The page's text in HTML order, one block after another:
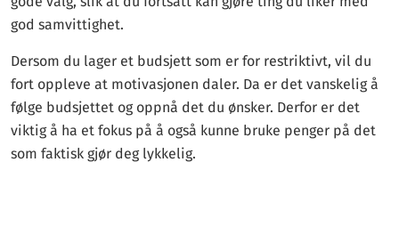
god samvittighet.
Dersom du lager et budsjett som er for restriktivt, vil du
fort oppleve at motivasjonen daler. Da er det vanskelig å
følge budsjettet og oppnå det du ønsker. Derfor er det
viktig å ha et fokus på å også kunne bruke penger på det
som faktisk gjør deg lykkelig.